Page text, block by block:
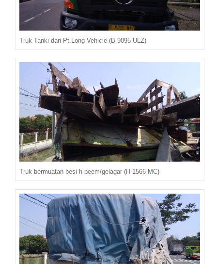
Truk Tanki dari Pt.Long Vehicle (B 9095 ULZ)
Truk bermuatan besi h-beem/gelagar (H 1566 MC)